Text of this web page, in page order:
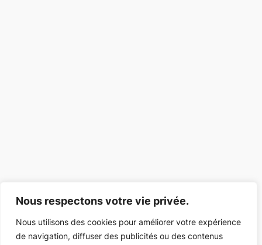
Nous respectons votre vie privée.
Nous utilisons des cookies pour améliorer votre expérience
de navigation, diffuser des publicités ou des contenus